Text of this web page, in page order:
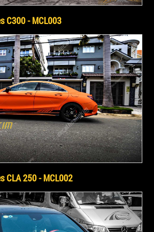
C300 - MCL003
CLA 250 - MCL002